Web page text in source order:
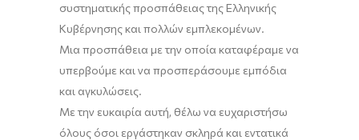
συστηματικής προσπάθειας της Ελληνικής
Κυβέρνησης και πολλών εμπλεκομένων.
Μια προσπάθεια με την οποία καταφέραμε να
υπερβούμε και να προσπεράσουμε εμπόδια
και αγκυλώσεις.
Με την ευκαιρία αυτή, θέλω να ευχαριστήσω
όλους όσοι εργάστηκαν σκληρά και εντατικά